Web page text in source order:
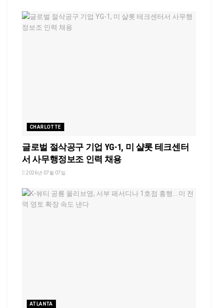
CHARLOTTE
글로벌 절삭공구 기업 YG-1, 미 샬롯 테크센터
서 사무행정보조 인력 채용
2026년 07월 07일
ATLANTA